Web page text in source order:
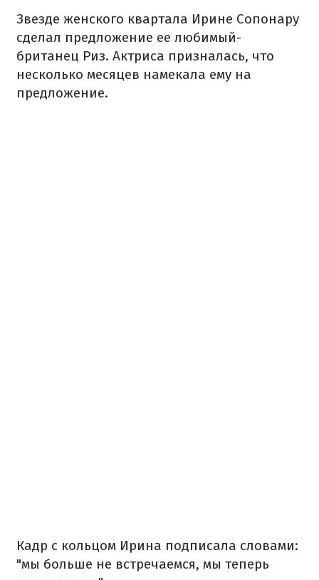
Звезде женского квартала Ирине Сопонару
сделал предложение ее любимый-
британец Риз. Актриса призналась, что
несколько месяцев намекала ему на
предложение.
Кадр с кольцом Ирина подписала словами:
"мы больше не встречаемся, мы теперь